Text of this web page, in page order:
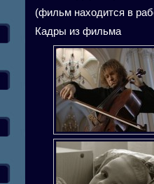
(фильм находится в
Кадры из фильма